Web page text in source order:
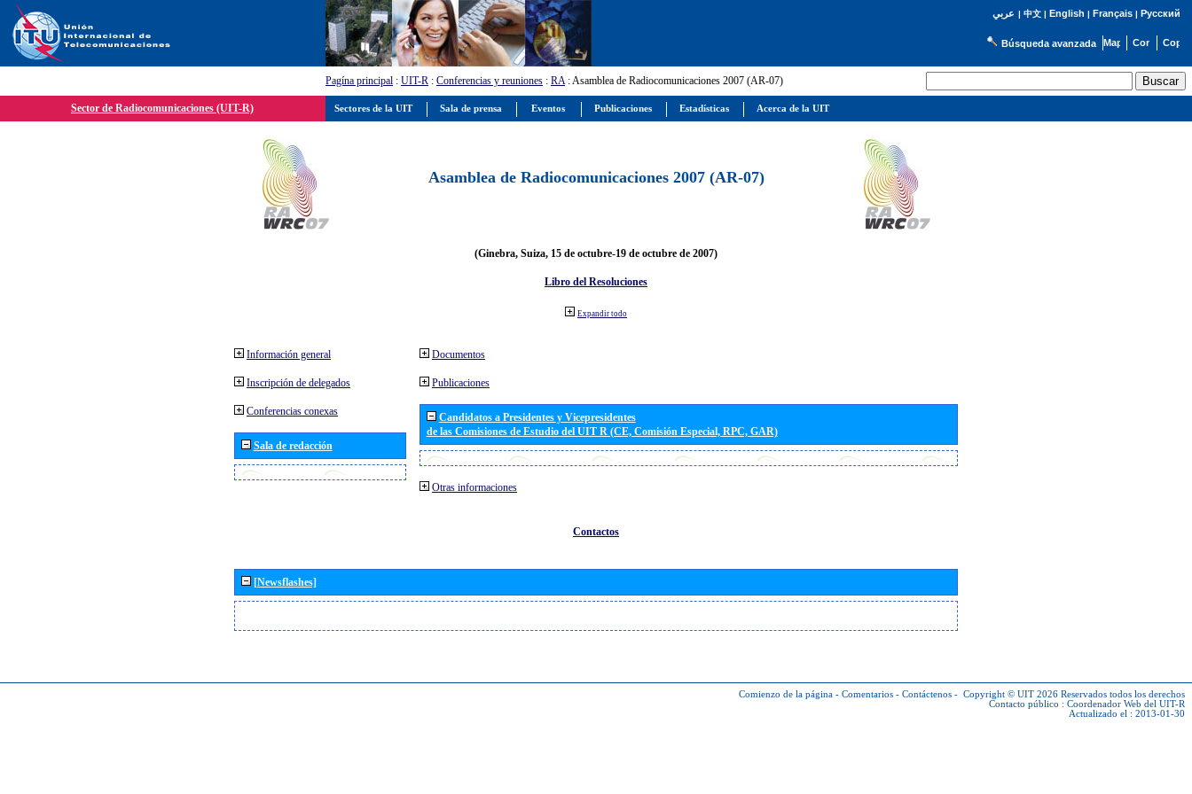
عربي | 中文| English | Français| Русский
Búsqueda avanzada
Pagína principal : UIT-R : Conferencias y reuniones : RA: Asamblea de Radiocomunicaciones 2007 (AR-07)
Sector de Radiocomunicaciones (UIT-R)
Asamblea de Radiocomunicaciones 2007 (AR-07)
(Ginebra, Suiza, 15 de octubre-19 de octubre de 2007)
Libro del Resoluciones
Expandir todo
Información general
Inscripción de delegados
Conferencias conexas
Sala de redacción
Documentos
Publicaciones
Candidatos a Presidentes y Vicepresidentes
de las Comisiones de Estudio del UIT R (CE, Comisión Especial, RPC, GAR)
Otras informaciones
Contactos
[Newsflashes]
Comienzo de la página - Comentarios - Contáctenos - Copyright © UIT 2026 Reservados todos los derechos
Contacto público : Coordenador Web del UIT-R
Actualizado el : 2013-01-30
Sectores de la UIT Sala de prensa Eventos Publicaciones Estadísticas Acerca de la UIT